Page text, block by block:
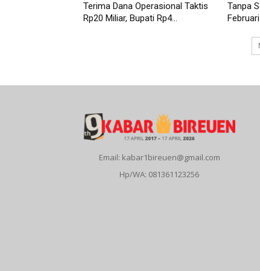
Terima Dana Operasional Taktis
Rp20 Miliar, Bupati Rp4...
Tanpa
Februari
Email: kabar1bireuen@gmail.com
Hp/WA: 081361123256